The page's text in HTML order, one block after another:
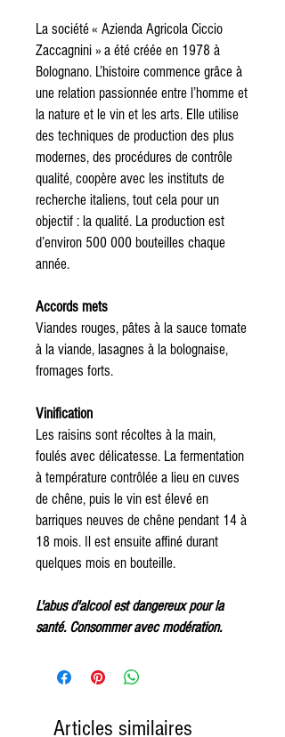
La société « Azienda Agricola Ciccio
Zaccagnini » a été créée en 1978 à
Bolognano. L’histoire commence grâce à
une relation passionnée entre l’homme et
la nature et le vin et les arts. Elle utilise
des techniques de production des plus
modernes, des procédures de contrôle
qualité, coopère avec les instituts de
recherche italiens, tout cela pour un
objectif : la qualité. La production est
d’environ 500 000 bouteilles chaque
année.
Accords mets
Viandes rouges, pâtes à la sauce tomate
à la viande, lasagnes à la bolognaise,
fromages forts.
Vinification
Les raisins sont récoltes à la main,
foulés avec délicatesse. La fermentation
à température contrôlée a lieu en cuves
de chêne, puis le vin est élevé en
barriques neuves de chêne pendant 14 à
18 mois. Il est ensuite affiné durant
quelques mois en bouteille.
L'abus d'alcool est dangereux pour la
santé. Consommer avec modération.
Articles similaires